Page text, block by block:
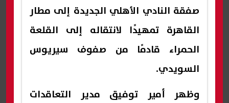
صفقة النادي الأهلي الجديدة إلى مطار
القاهرة تمهيدًا لانتقاله إلى القلعة
الحمراء قادمًا من صفوف سيريوس
السويدي.
وظهر أمير توفيق مدير التعاقدات